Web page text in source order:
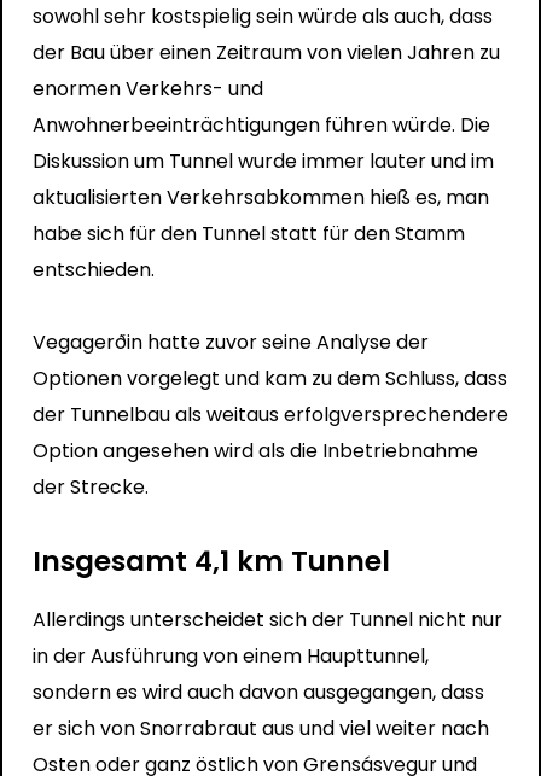
sowohl sehr kostspielig sein würde als auch, dass
der Bau über einen Zeitraum von vielen Jahren zu
enormen Verkehrs- und
Anwohnerbeeinträchtigungen führen würde. Die
Diskussion um Tunnel wurde immer lauter und im
aktualisierten Verkehrsabkommen hieß es, man
habe sich für den Tunnel statt für den Stamm
entschieden.
Vegagerðin hatte zuvor seine Analyse der
Optionen vorgelegt und kam zu dem Schluss, dass
der Tunnelbau als weitaus erfolgversprechendere
Option angesehen wird als die Inbetriebnahme
der Strecke.
Insgesamt 4,1 km Tunnel
Allerdings unterscheidet sich der Tunnel nicht nur
in der Ausführung von einem Haupttunnel,
sondern es wird auch davon ausgegangen, dass
er sich von Snorrabraut aus und viel weiter nach
Osten oder ganz östlich von Grensásvegur und